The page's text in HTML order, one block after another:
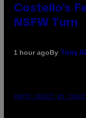
Costello’s
NSFW Turn
1 hour agoBy Tony
PHOTO CREDIT BY